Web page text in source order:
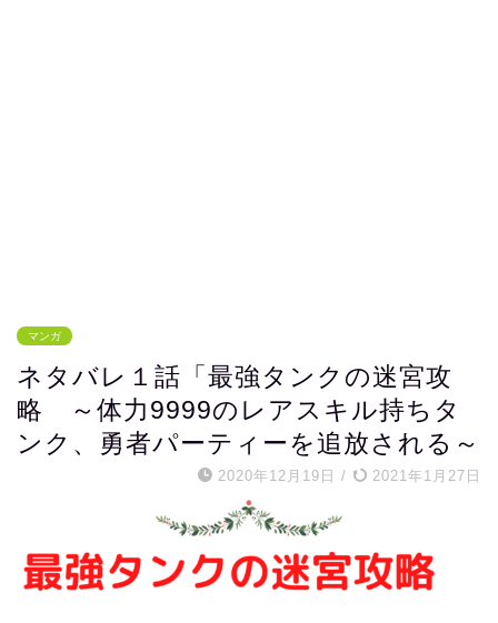
マンガ
ネタバレ１話「最強タンクの迷宮攻
略 ～体力9999のレアスキル持ちタ
ンク、勇者パーティーを追放される～
2020年12月19日 / 2021年1月27日